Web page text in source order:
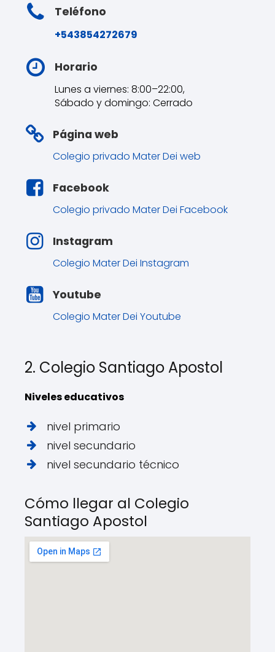
Teléfono
+543854272679
Horario
Lunes a viernes: 8:00–22:00,
Sábado y domingo: Cerrado
Página web
Colegio privado Mater Dei web
Facebook
Colegio privado Mater Dei Facebook
Instagram
Colegio Mater Dei Instagram
Youtube
Colegio Mater Dei Youtube
2. Colegio Santiago Apostol
Niveles educativos
nivel primario
nivel secundario
nivel secundario técnico
Cómo llegar al Colegio
Santiago Apostol